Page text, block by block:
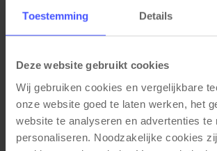
Toestemming Details
Deze website gebruikt cookies
Wij gebruiken cookies en vergelijkbare
onze website goed te laten werken, het
website te analyseren en advertenties te
personaliseren. Noodzakelijke cookies
Snelle levering uit voorraad.
Montage op locatie in NL/BE.
Professionele kwaliteit en
We adviseren over maatvoering en
snel uit voorraad en verzorgen montage
Vraag een offerte of plan advies op